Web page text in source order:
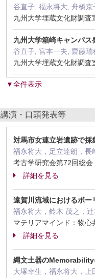
谷直子, 福永将大, 舟橋
九州大学埋蔵文化財調
九州大学箱崎キャンパ
谷直子, 宮本一夫, 齋藤瑞
九州大学埋蔵文化財調
▼全件表示
講演・口頭発表等
対馬市女連立岩遺跡で採
福永将大，足立達朗，長
考古学研究会第72回総
詳細を見る
遠賀川流域におけるボ
福永将大，鈴木 茂之，
マテリアマインド：物
詳細を見る
縄文土器のMemorability
大塚幸生，福永将大，